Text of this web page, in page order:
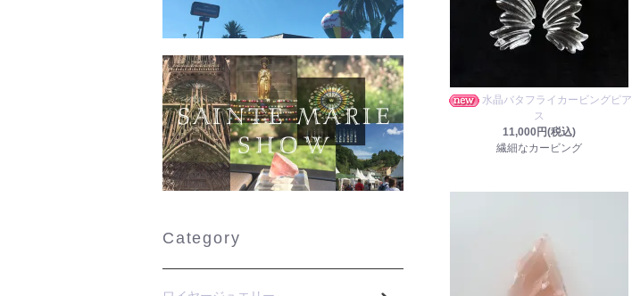
水晶バタフライカービングピア
ス
11,000円(税込)
繊細なカービング
Category